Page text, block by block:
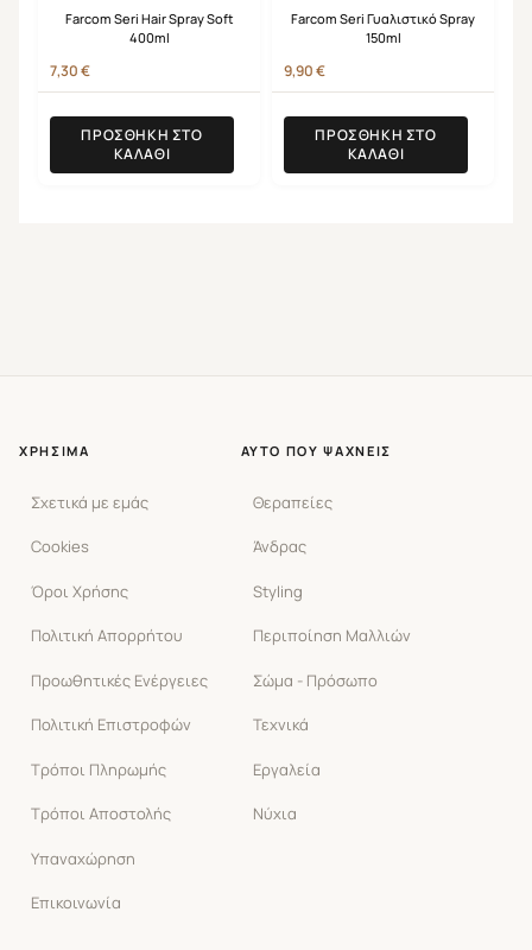
Farcom Seri Hair Spray Soft
400ml
7,30€
ΠΡΟΣΘΉΚΗ ΣΤΟ
ΚΑΛΆΘΙ
Farcom Seri Γυαλιστικό Spray
150ml
9,90€
ΠΡΟΣΘΉΚΗ ΣΤΟ
ΚΑΛΆΘΙ
ΧΡΉΣΙΜΑ
Σχετικά με εμάς
Cookies
Όροι Χρήσης
Πολιτική Απορρήτου
Προωθητικές Ενέργειες
Πολιτική Επιστροφών
Τρόποι Πληρωμής
Τρόποι Αποστολής
Υπαναχώρηση
Επικοινωνία
ΑΥΤΌ ΠΟΥ ΨΆΧΝΕΙΣ
Θεραπείες
Άνδρας
Styling
Περιποίηση Μαλλιών
Σώμα - Πρόσωπο
Τεχνικά
Εργαλεία
Νύχια